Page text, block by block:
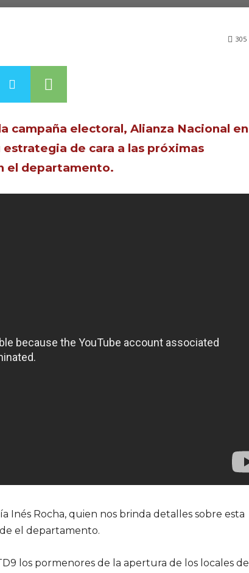
305
campaña electoral, Alianza Nacional en
de cara a las próximas
el departamento.
Inés Rocha, quien nos brinda detalles sobre esta
el departamento.
los pormenores de la apertura de los locales de